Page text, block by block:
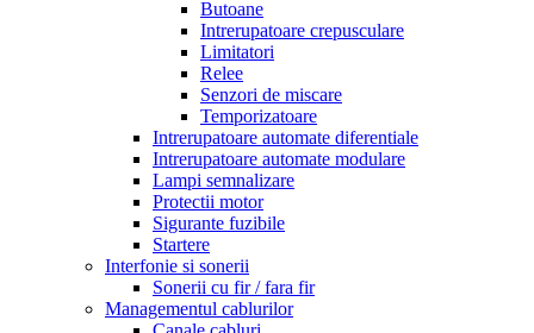
Butoane
Intrerupatoare crepusculare
Limitatori
Relee
Senzori de miscare
Temporizatoare
Intrerupatoare automate diferentiale
Intrerupatoare automate modulare
Lampi semnalizare
Protectii motor
Sigurante fuzibile
Startere
Interfonie si sonerii
Sonerii cu fir / fara fir
Managementul cablurilor